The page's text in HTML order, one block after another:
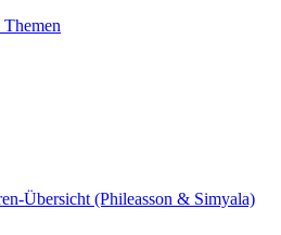
Übersicht (Phileasson & Simyala)